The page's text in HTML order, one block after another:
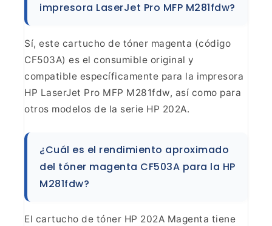
impresora LaserJet Pro MFP M281fdw?
Sí, este cartucho de tóner magenta (código
CF503A) es el consumible original y
compatible específicamente para la impresora
HP LaserJet Pro MFP M281fdw, así como para
otros modelos de la serie HP 202A.
¿Cuál es el rendimiento aproximado
del tóner magenta CF503A para la HP
M281fdw?
El cartucho de tóner HP 202A Magenta tiene